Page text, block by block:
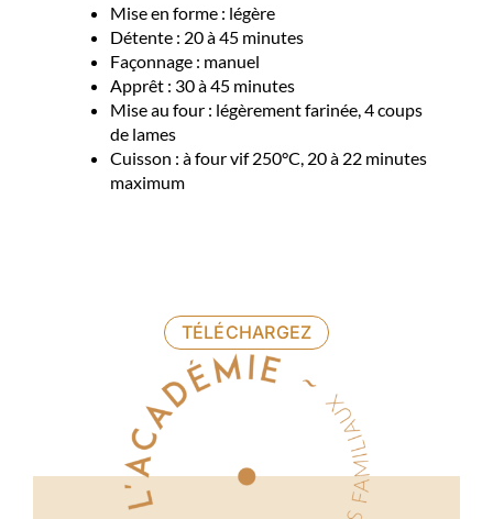
Mise en forme : légère
Détente : 20 à 45 minutes
Façonnage : manuel
Apprêt : 30 à 45 minutes
Mise au four : légèrement farinée, 4 coups
de lames
Cuisson : à four vif 250°C, 20 à 22 minutes
maximum
TÉLÉCHARGEZ